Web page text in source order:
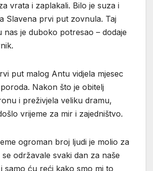
vrata i zaplakali. Bilo je suza i
Slavena prvi put zovnula. Taj
nas je duboko potresao – dodaje
put malog Antu vidjela mjesec
Nakon što je obitelj
i preživjela veliku dramu,
vrijeme za mir i zajedništvo.
ogroman broj ljudi je molio za
se održavale svaki dan za naše
samo ću reći kako smo mi to